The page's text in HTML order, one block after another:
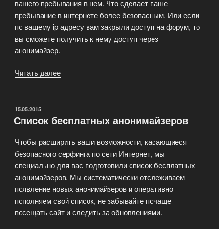
вашего пребывания в нем. Что сделает ваше
пребывание в интернете более безопасным. Или если
по вашему ip адресу вам закрыли доступ на форум, то
вы сможете получить к нему доступ через
анонимайзер.
Читать далее
ОПУБЛИКОВАНО
15.05.2015
Список бесплатных анонимайзеров
Чтобы расширить ваши возможности, касающиеся
безопасного серфинга по сети Интернет, мы
специально для вас подготовили список бесплатных
анонимайзеров. Мы систематически отслеживаем
появление новых анонимайзеров и оперативно
пополняем свой список, не забывайте почаще
посещать сайт и следить за обновлениями.